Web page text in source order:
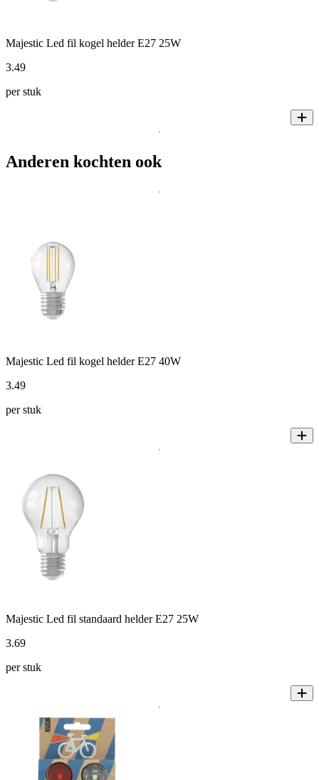
Majestic Led fil kogel helder E27 25W
3.49
per stuk
Anderen kochten ook
Majestic Led fil kogel helder E27 40W
3.49
per stuk
Majestic Led fil standaard helder E27 25W
3.69
per stuk